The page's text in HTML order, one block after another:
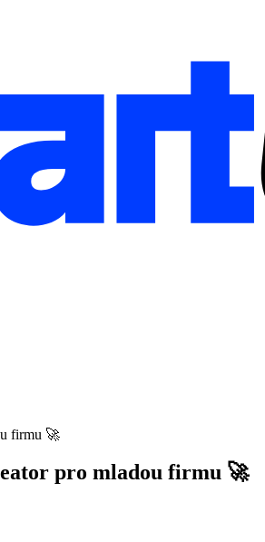
firmu 🚀
pro mladou firmu 🚀